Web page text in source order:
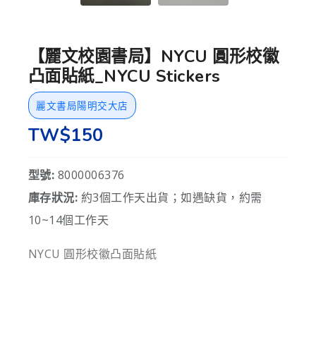
【麗文校園書局】NYCU 圓形校徽
凸面貼紙_NYCU Stickers
麗文書局陽明交大店
TW$150
型號: 8000006376
庫存狀況: 約3個工作天出貨；如遇缺貨，約需
10~14個工作天
NYCU 圓形校徽凸面貼紙